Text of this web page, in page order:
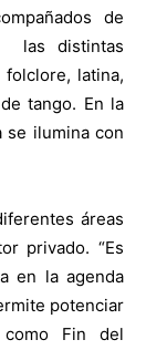
de
las distintas
latina,
tango. En la
se ilumina con
áreas
privado. “Es
en la agenda
potenciar
como Fin del